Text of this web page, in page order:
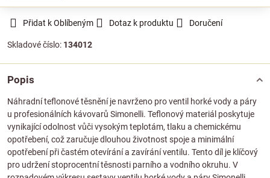
Přidat k Oblíbeným Dotaz k produktu Doručení
Skladové číslo: 134012
Popis
Náhradní teflonové těsnění je navrženo pro ventil horké vody a páry
u profesionálních kávovarů Simonelli. Teflonový materiál poskytuje
vynikající odolnost vůči vysokým teplotám, tlaku a chemickému
opotřebení, což zaručuje dlouhou životnost spoje a minimální
opotřebení při častém otevírání a zavírání ventilu. Tento díl je klíčový
pro udržení stoprocentní těsnosti parního a vodního okruhu. V